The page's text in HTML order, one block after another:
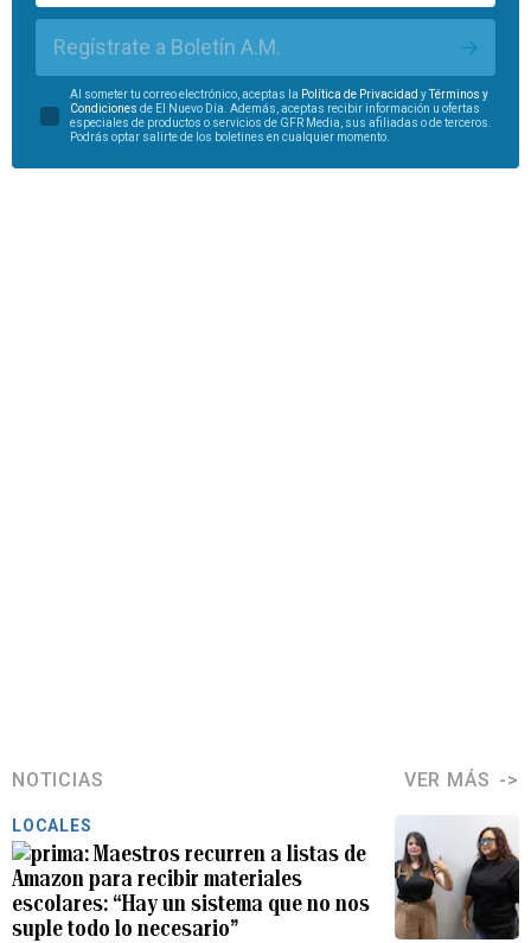
Regístrate a Boletín A.M.
Al someter tu correo electrónico, aceptas la Política de Privacidad yTérminos y
Condiciones de El Nuevo Día. Además, aceptas recibir información u ofertas
especiales de productos o servicios de GFR Media, sus afiliadas o de terceros.
Podrás optar salirte de los boletines en cualquier momento.
NOTICIAS VER MÁS
LOCALES
Maestros recurren a listas de
Amazon para recibir materiales
escolares: “Hay un sistema que no nos
suple todo lo necesario”